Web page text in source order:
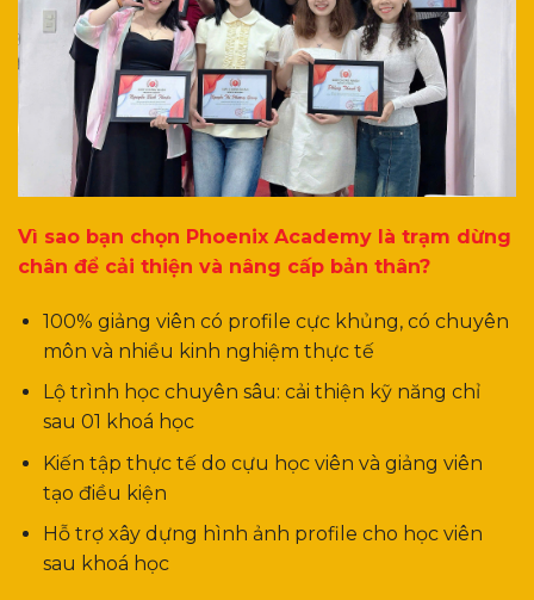
Vì sao bạn chọn Phoenix Academy là trạm dừng
chân để cải thiện và nâng cấp bản thân?
100% giảng viên có profile cực khủng, có chuyên
môn và nhiều kinh nghiệm thực tế
Lộ trình học chuyên sâu: cải thiện kỹ năng chỉ
sau 01 khoá học
Kiến tập thực tế do cựu học viên và giảng viên
tạo điều kiện
Hỗ trợ xây dựng hình ảnh profile cho học viên
sau khoá học